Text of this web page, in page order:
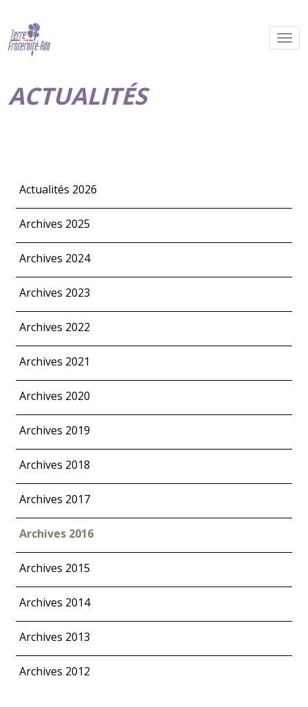
ACTUALITÉS
Actualités 2026
Archives 2025
Archives 2024
Archives 2023
Archives 2022
Archives 2021
Archives 2020
Archives 2019
Archives 2018
Archives 2017
Archives 2016
Archives 2015
Archives 2014
Archives 2013
Archives 2012